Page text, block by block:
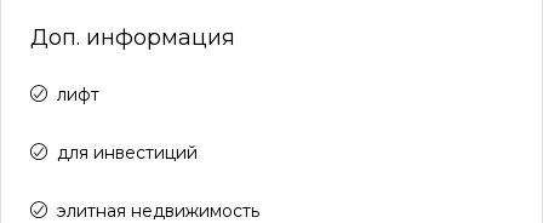
Доп. информация
лифт
для инвестиций
элитная недвижимость